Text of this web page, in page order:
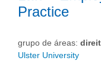
Practice
grupo de áreas:
Ulster University